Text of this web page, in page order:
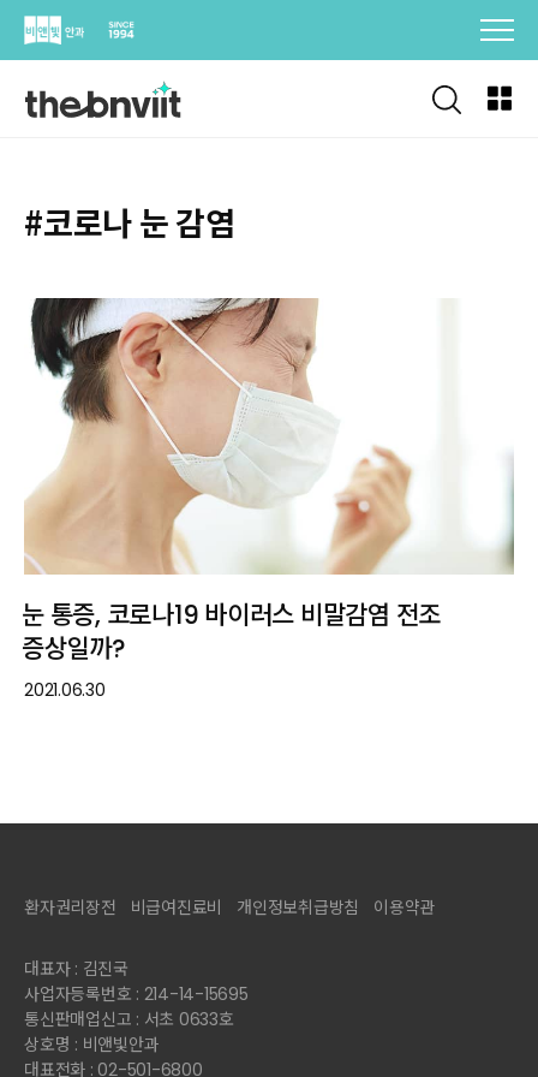
Skip
#코로나 눈 감염
눈 통증, 코로나19 바이러스 비말감염 전조
증상일까?
2021.06.30
환자권리장전 비급여진료비 개인정보취급방침 이용약관
대표자 : 김진국
사업자등록번호 : 214-14-15695
통신판매업신고 : 서초 0633호
상호명 : 비앤빛안과
대표전화 : 02-501-6800